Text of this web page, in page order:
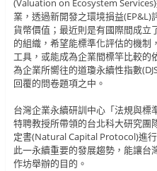
(Valuation on Ecosystem
業，透過新開發之環境損益
貨幣價值；最近則是有國際間成立
的組織，希望能標準化評估的機制
工具，或能成為企業間標竿比較的
為企業所嚮往的道瓊永續性指數
回覆的問卷題項之中。
台灣企業永續研訓中心「法規與標
特聘教授所帶領的台北科大研究團
定書(Natural Capital Protocol)進
此一永續重要的發展趨勢，能讓台
作坊舉辦的目的。